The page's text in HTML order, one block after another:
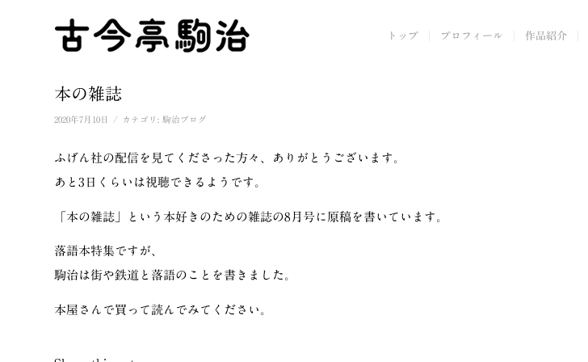
トップ プロフィール 作品紹介
本の雑誌
2020年7月10日 / カテゴリ: 駒治ブログ
ふげん社の配信を見てくださった方々、ありがとうございます。
あと3日くらいは視聴できるようです。
「本の雑誌」という本好きのための雑誌の8月号に原稿を書いています。
落語本特集ですが、
駒治は街や鉄道と落語のことを書きました。
本屋さんで買って読んでみてください。